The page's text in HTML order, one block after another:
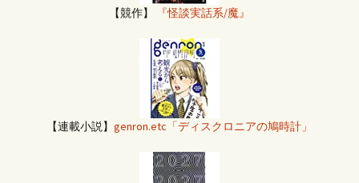
【競作】 『怪談実話系/魔』
【連載小説】 genron.etc「ディスクロニアの鳩時計」